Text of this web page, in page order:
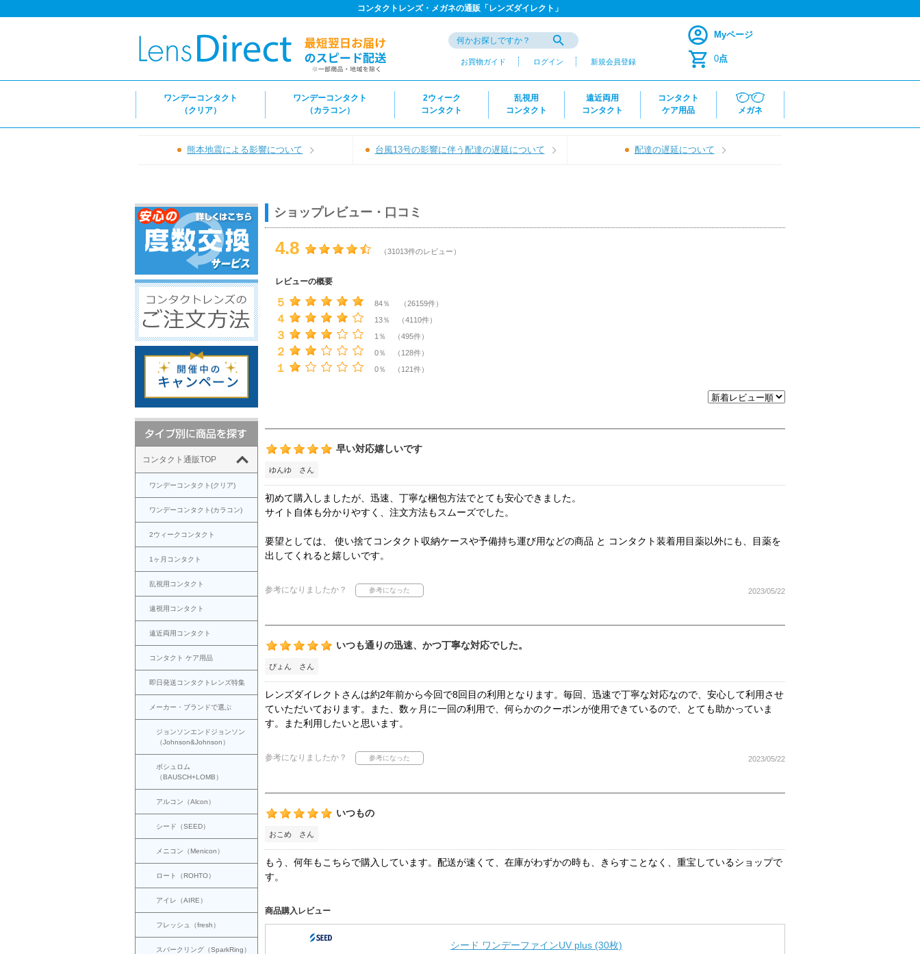
コンタクトレンズ・メガネの通販「レンズダイレクト」
お買物ガイド ログイン 新規会員登録
Myページ
0点
ワンデーコンタクト
（クリア）
ワンデーコンタクト
（カラコン）
2ウィーク
コンタクト
乱視用
コンタクト
遠近両用
コンタクト
コンタクト
ケア用品
メガネ
熊本地震による影響について 台風13号の影響に伴う配達の遅延について 配達の遅延について
コンタクト通販TOP
ワンデーコンタクト(クリア)
ワンデーコンタクト(カラコン)
2ウィークコンタクト
1ヶ月コンタクト
乱視用コンタクト
遠視用コンタクト
遠近両用コンタクト
コンタクト ケア用品
即日発送コンタクトレンズ特集
メーカー・ブランドで選ぶ
ジョンソンエンドジョンソン
（Johnson&Johnson）
ボシュロム
（BAUSCH+LOMB）
アルコン（Alcon）
シード（SEED）
メニコン（Menicon）
ロート（ROHTO）
アイレ（AIRE）
フレッシュ（fresh）
スパークリング（SparkRing）
ショップレビュー・口コミ
4.8 （31013件のレビュー）
レビューの概要
５ 84％ （26159件）
４ 13％ （4110件）
３ 1％ （495件）
２ 0％ （128件）
１ 0％ （121件）
早い対応嬉しいです
ゆんゆ さん
初めて購入しましたが、迅速、丁寧な梱包方法でとても安心できました。
サイト自体も分かりやすく、注文方法もスムーズでした。
要望としては、 使い捨てコンタクト収納ケースや予備持ち運び用などの商品 と コンタクト装着用目薬以外にも、目薬を
出してくれると嬉しいです。
参考になりましたか？ 2023/05/22
いつも通りの迅速、かつ丁寧な対応でした。
ぴょん さん
レンズダイレクトさんは約2年前から今回で8回目の利用となります。毎回、迅速で丁寧な対応なので、安心して利用させ
ていただいております。また、数ヶ月に一回の利用で、何らかのクーポンが使用できているので、とても助かっていま
す。また利用したいと思います。
参考になりましたか？ 2023/05/22
いつもの
おこめ さん
もう、何年もこちらで購入しています。配送が速くて、在庫がわずかの時も、きらすことなく、重宝しているショップで
す。
商品購入レビュー
シード ワンデーファインUV plus (30枚)